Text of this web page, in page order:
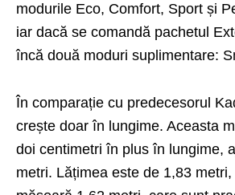
modurile Eco, Comfort, Sport și
iar dacă se comandă pachetul
încă două moduri suplimentare:
În comparație cu predecesorul
crește doar în lungime. Aceasta
doi centimetri în plus în lungime,
metri. Lățimea este de 1,83